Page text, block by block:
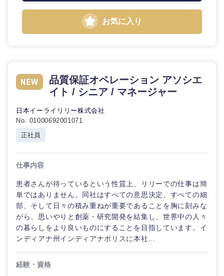
鳥取県 島根県
香川県
高知県
お気に入り
品質保証オペレーション アソシエ
イト / シニア / マネージャー
日本イーライリリー株式会社
No. 01000692001071
正社員
仕事内容
患者さんが待っているという性質上、リリーでの仕事は簡
単ではありません。同社はすべての意思決定、すべての細
部、そして日々の積み重ねが重要であることを胸に刻みな
がら、思いやりと創薬・研究開発を結集し、世界中の人々
の暮らしをより良いものにすることを目指しています。イ
ンディアナ州インディアナポリスに本社...
経験・資格